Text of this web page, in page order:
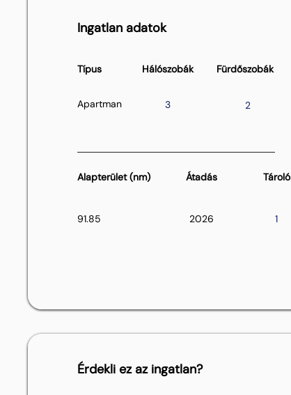
Ingatlan adatok
Típus Hálószobák
Apartman 3
Fürdőszobák
2
Alapterület (nm) Átadás Tároló
91.85 2026 1
Érdekli ez az ingatlan?